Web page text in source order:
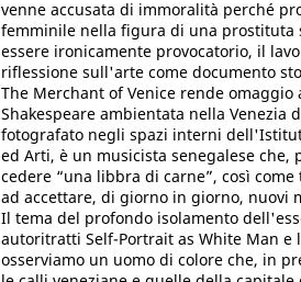
venne accusata di immoralità perché
femminile nella figura di una prostituta
essere ironicamente provocatorio, il
riflessione sull'arte come documento
The Merchant of Venice rende
Shakespeare ambientata nella Venezia
fotografato negli spazi interni
ed Arti, è un musicista senegalese che,
cedere “una libbra di carne”, così
ad accettare, di giorno in giorno, nuovi
Il tema del profondo isolamento
autoritratti Self-Portrait as White Man e
osserviamo un uomo di colore che, in